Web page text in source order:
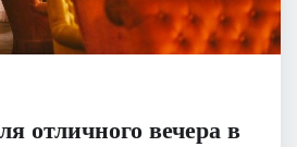
отличного вечера в